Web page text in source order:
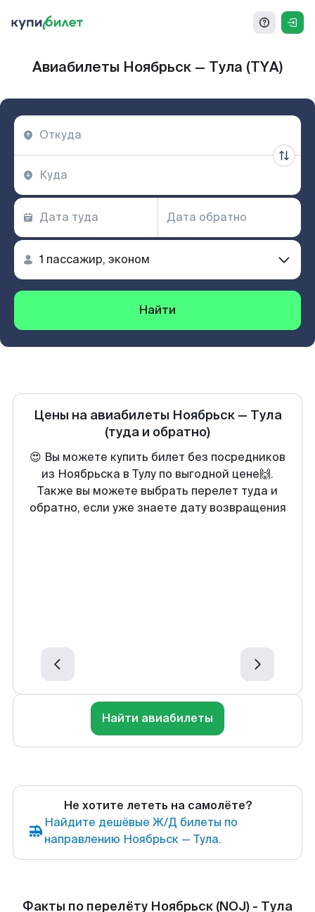
Авиабилеты Ноябрьск — Тула (TYA)
Найти
Цены на авиабилеты Ноябрьск— Тула
(туда и обратно)
😍 Вы можете купить билет без посредников
из Ноябрьска в Тулу по выгодной цене🙌.
Также вы можете выбрать перелет туда и
обратно, если уже знаете дату возвращения
Найти авиабилеты
Не хотите лететь на самолёте?
Найдите дешёвые Ж/Д билеты по
направлению Ноябрьск — Тула.
Факты по перелёту Ноябрьск (NOJ) - Тула